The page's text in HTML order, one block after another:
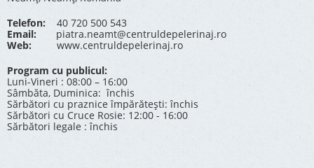
Telefon:40 720 500 543
Email:
piatra.neamt@centruldepelerinaj.ro
Web:
www.centruldepelerinaj.ro
Program cu publicul:
Luni-Vineri : 08:00 – 16:00
Sâmbăta, Duminica: închis
Sărbători cu praznice împărătești: închis
Sărbători cu Cruce Rosie: 12:00 - 16:00
Sărbători legale : închis